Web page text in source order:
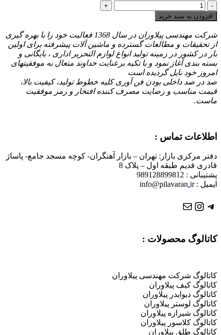
دیوایدر
(جداساز)
۶
برگی
شماره
دار
تعداد
افزودن به سبد خرید
شرکت مهندسی پیلاوران در سال 1368 فعالیت خود را با بهره گیری
از تحقیقات و مطالعات گسترده و ماشین آلات پیشرفته برای اولین
بار در کشور در زمینه تولید انواع لوازم التحریر اداری ، بایگانی و
بسته بندی آغاز نمود و با تكیه برعنایت خداوند متعال به موفقیتهای
امروز خود نایل گردیده است
صد در صد داخلی بودن فن آوری کلیه خطوط تولید، کیفیت بالا،
قیمت مناسب و رضایت مصرف کننده افتخار و رمز موفقیت
ماست.
اطلاعات تماس :
دفتر مرکزی بازار: تهران – بازار آهنگران- کوچه مسجد جامع- پاساژ
قادری قدیم طبقه اول – پلاک 8
پشتیبانی : 989128899812
ایمیل : info@pilavaran .ir
تلگرام
اینستاگرم
ایمیل
کاتالوگ محصولات :
کاتالوگ شرکت مهندسی پیلاوران
کاتالوگ کیف پیلاوران
کاتالوگ دیوایدر پیلاوران
کاتالوگ لوستر پیلاوران
کاتالوگ شیرازه پیلاوران
کاتالوگ کلاسور پیلاوران
کاتالوگ طلق پیلاوران